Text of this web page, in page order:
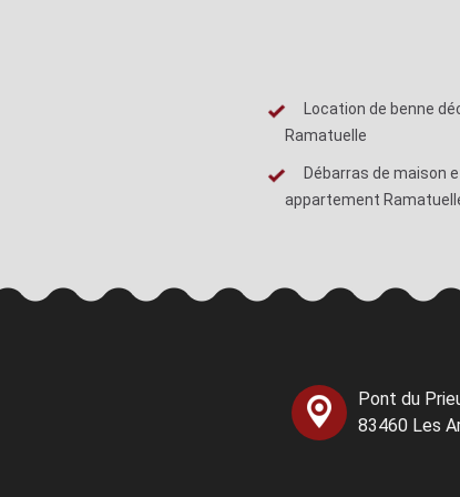
Location de benne
Ramatuelle
Débarras de maison
appartement
Pont du
83460 Les